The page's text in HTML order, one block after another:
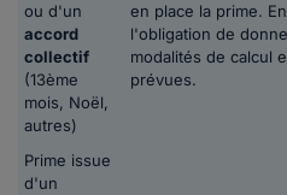
ou d'un
accord
collectif
(13ème
mois, Noël,
autres)
en place la prime.
l'obligation de
modalités de calcul
prévues.
Prime issue
d'un